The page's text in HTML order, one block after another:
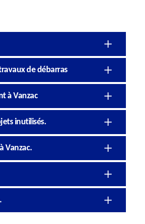
de débarras
à Vanzac
inutilisés.
Vanzac.